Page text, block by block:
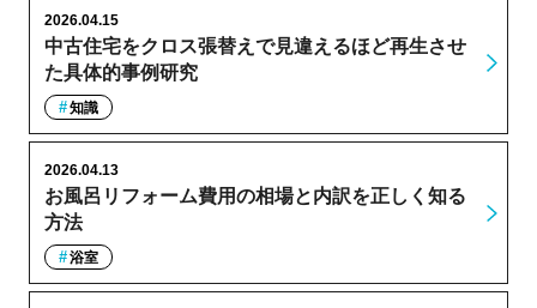
中古住宅をクロス張替えで見違えるほど再生させ
た具体的事例研究
2026.04.15
知識
お風呂リフォーム費用の相場と内訳を正しく知る
方法
2026.04.13
浴室